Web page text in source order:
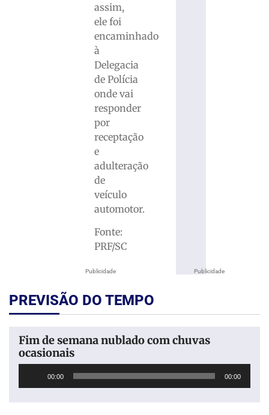
Publicidade
assim,
ele foi
encaminhado
à
Delegacia
de Polícia
onde vai
responder
por
receptação
e
adulteração
de
veículo
automotor.
Fonte:
PRF/SC
Publicidade
PREVISÃO DO TEMPO
Fim de semana nublado com chuvas
ocasionais
00:00 00:00